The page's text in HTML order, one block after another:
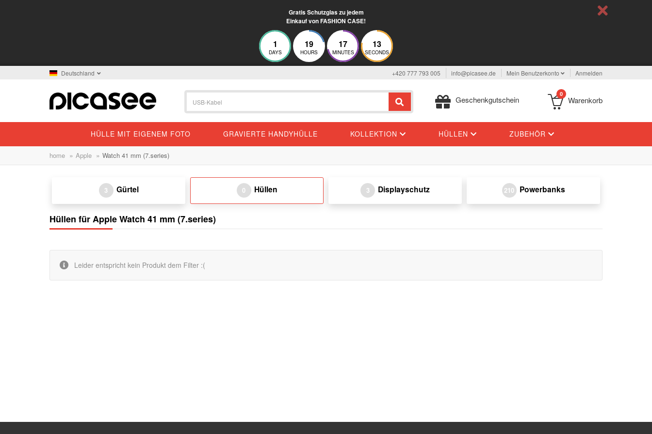
Gratis Schutzglas zu jedem
Einkauf von FASHION CASE!
1
DAYS
19
HOURS
17
MINUTES
13
SECONDS
Deutschland +420 777 793 005 info@picasee.de Mein Benutzerkonto Anmelden
Geschenkgutschein
0
Warenkorb
HÜLLE MIT EIGENEM FOTO GRAVIERTE HANDYHÜLLE KOLLEKTION HÜLLEN ZUBEHÖR
home » Apple » Watch 41 mm (7.series)
3 Gürtel 0 Hüllen 3 Displayschutz 210 Powerbanks
Hüllen für Apple Watch 41 mm (7.series)
Leider entspricht kein Produkt dem Filter :(